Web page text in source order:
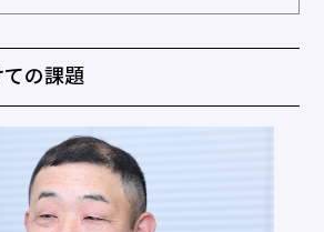
ての課題